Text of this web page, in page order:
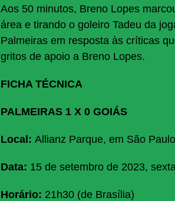
Aos 50 minutos, Breno Lopes
área e tirando o goleiro Tadeu da
Palmeiras em resposta às críticas
gritos de apoio a Breno Lopes.
FICHA TÉCNICA
PALMEIRAS 1 X 0 GOIÁS
Local: Allianz Parque, em São
Data: 15 de setembro de 2023,
Horário: 21h30 (de Brasília)